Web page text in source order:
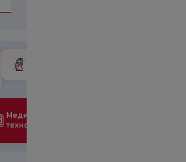
Медицинские
технологии